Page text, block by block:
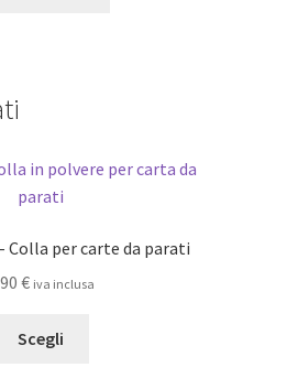
Colla per carte da parati
€ iva inclusa
Scegli